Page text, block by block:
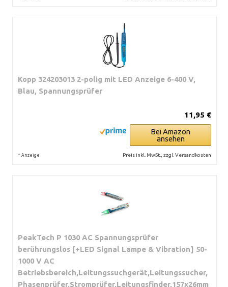
Kopp 324203013 2-polig mit LED Anzeige 6-400 V,
Blau, Spannungsprüfer
11,95 €
Bei Amazon
ansehen
* Anzeige Preis inkl. MwSt., zzgl. Versandkosten
PeakTech P 1030 AC Spannungsprüfer
berührungslos [+LED Signal Lampe & Vibration] 50-
1000 V AC
Betriebsbereich,Leitungssuchgerät,Leitungssucher,
Phasenprüfer,Stromprüfer,Leitungsfinder,157x26mm